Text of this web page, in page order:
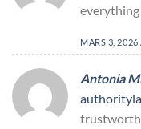
MARS 3,
Antonia